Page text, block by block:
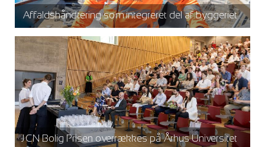
Affaldshåndtering som integreret del af byggeriet
JCN Bolig Prisen overrækkes på Århus Universitet